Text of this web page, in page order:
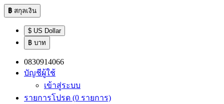
฿ สกุลเงิน
$ US Dollar
฿ บาท
0830914066
บัญชีผู้ใช้
เข้าสู่ระบบ
รายการโปรด (0 รายการ)